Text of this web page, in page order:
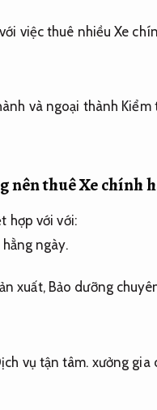
việc thuê nhiều Xe
và ngoại thành Kiểm
nên thuê Xe chính
hợp với với:
ngày.
xuất, Bảo dưỡng
vụ tận tâm. xưởng gia